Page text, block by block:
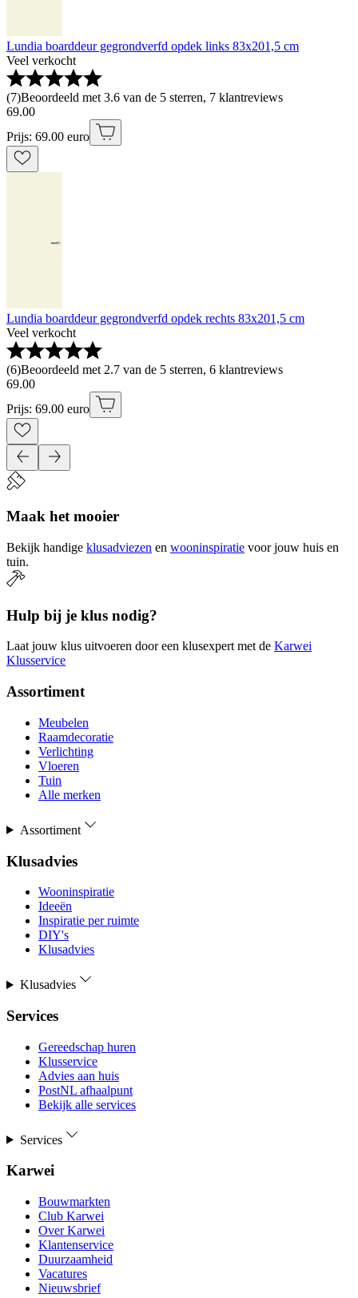
Lundia boarddeur gegrondverfd opdek links 83x201,5 cm
Veel verkocht
(7)Beoordeeld met 3.6 van de 5 sterren, 7 klantreviews
69.00
Prijs: 69.00 euro
Lundia boarddeur gegrondverfd opdek rechts 83x201,5 cm
Veel verkocht
(6)Beoordeeld met 2.7 van de 5 sterren, 6 klantreviews
69.00
Prijs: 69.00 euro
Maak het mooier
Bekijk handige klusadviezen en wooninspiratie voor jouw huis en
tuin.
Hulp bij je klus nodig?
Laat jouw klus uitvoeren door een klusexpert met de Karwei
Klusservice
Assortiment
Meubelen
Raamdecoratie
Verlichting
Vloeren
Tuin
Alle merken
Assortiment
Klusadvies
Wooninspiratie
Ideeën
Inspiratie per ruimte
DIY's
Klusadvies
Klusadvies
Services
Gereedschap huren
Klusservice
Advies aan huis
PostNL afhaalpunt
Bekijk alle services
Services
Karwei
Bouwmarkten
Club Karwei
Over Karwei
Klantenservice
Duurzaamheid
Vacatures
Nieuwsbrief